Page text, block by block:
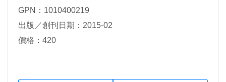
GPN：1010400219
出版／創刊日期：2015-02
價格：420